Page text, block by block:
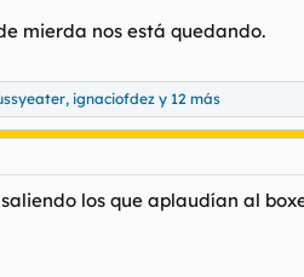
mierda nos está quedando.
, ignaciofdez y 12 más
los que aplaudían al